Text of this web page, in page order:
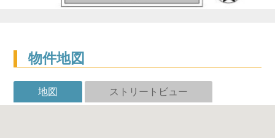
物件地図
地図 ストリートビュー